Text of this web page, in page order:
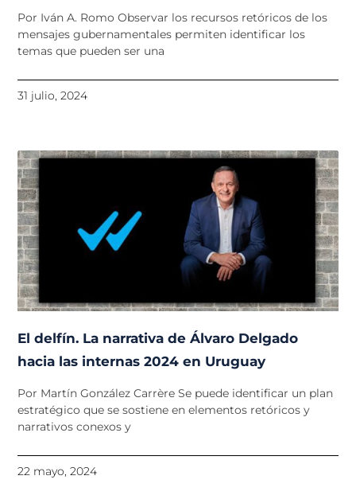
Por Iván A. Romo Observar los recursos retóricos de los
mensajes gubernamentales permiten identificar los
temas que pueden ser una
31 julio, 2024
El delfín. La narrativa de Álvaro Delgado
hacia las internas 2024 en Uruguay
Por Martín González Carrère Se puede identificar un plan
estratégico que se sostiene en elementos retóricos y
narrativos conexos y
22 mayo, 2024